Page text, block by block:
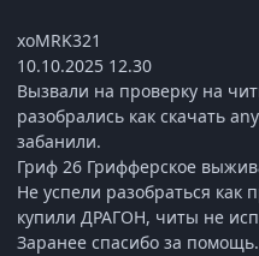
xoMRK321
10.10.2025 12.30
Вызвали на проверку на
разобрались как скачать
забанили.
Гриф 26 Грифферское
Не успели разобраться как
купили ДРАГОН, читы не
Заранее спасибо за помощь.